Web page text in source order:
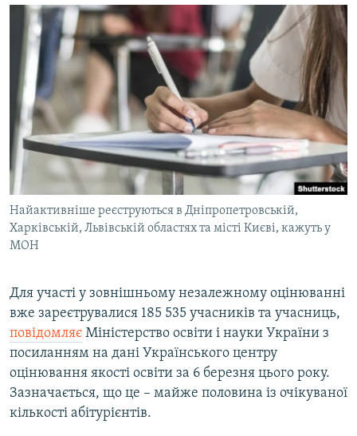
Перейти
пошуку
ПОГЛЯД
ІНТЕРВ'Ю
ВСЕ ЗА ДЕНЬ
СПЕЦПРОЕКТИ
ДЕПОРТАЦІЯ
ВІДЕОУРОКИ «ELIFBE»
СВІДЧЕННЯ ОКУПАЦІЇ
УКРАЇНСЬКА ПРОБЛЕМА КРИМУ
ІНФОГРАФІКА
ЯК ОБІЙТИ БЛОКУВАННЯ
Русский
Qırımtatar
ДОЛУЧАЙСЯ!
Усі сайти RFE/RL
Найактивніше реєструються в Дніпропетровській,
Харківській, Львівській областях та місті Києві, кажуть у
МОН
Для участі у зовнішньому незалежному оцінюванні
вже зареєтрувалися 185 535 учасників та учасниць,
повідомляє Міністерство освіти і науки України з
посиланням на дані Українського центру
оцінювання якості освіти за 6 березня цього року.
Зазначається, що це – майже половина із очікуваної
кількості абітурієнтів.